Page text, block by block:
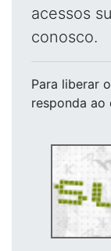
acessos
conosco.
Para liberar
responda ao